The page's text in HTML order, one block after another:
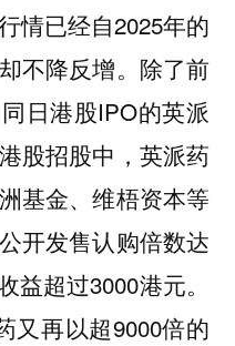
情已经自2025年的
不降反增。除了前
日港股IPO的英派
股招股中，英派药
基金、维梧资本等
开发售认购倍数达
益超过3000港元。
又再以超9000倍的